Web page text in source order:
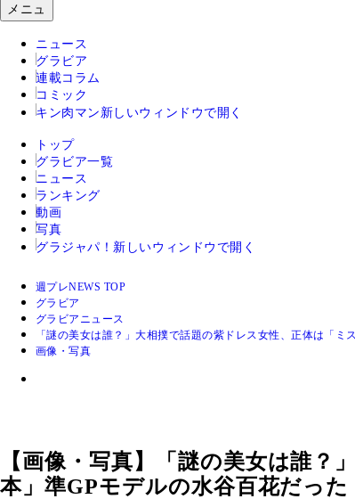
メニュ
ニュース
グラビア
連載コラム
コミック
キン肉マン 新しいウィンドウで開く
トップ
グラビア一覧
ニュース
ランキング
動画
写真
グラジャパ！ 新しいウィンドウで開く
週プレNEWS TOP
グラビア
グラビアニュース
「謎の美女は誰？」大相撲で話題の紫ドレス女性、正体は「ミ
画像・写真
【画像・写真】「謎の美女は誰？
本」準GPモデルの水谷百花だった